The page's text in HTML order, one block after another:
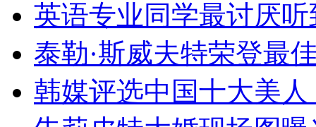
英语专业同学最讨厌
泰勒·斯威夫特荣登最
韩媒评选中国十大美